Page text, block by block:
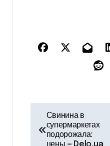
Свинина в
супермаркетах
подорожала:
цены — Delo.ua